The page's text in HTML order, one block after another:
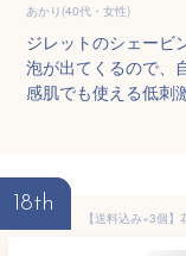
あかり(40代・女性)
ジレットのシェービ
泡が出てくるので、
感肌でも使える低刺
18th